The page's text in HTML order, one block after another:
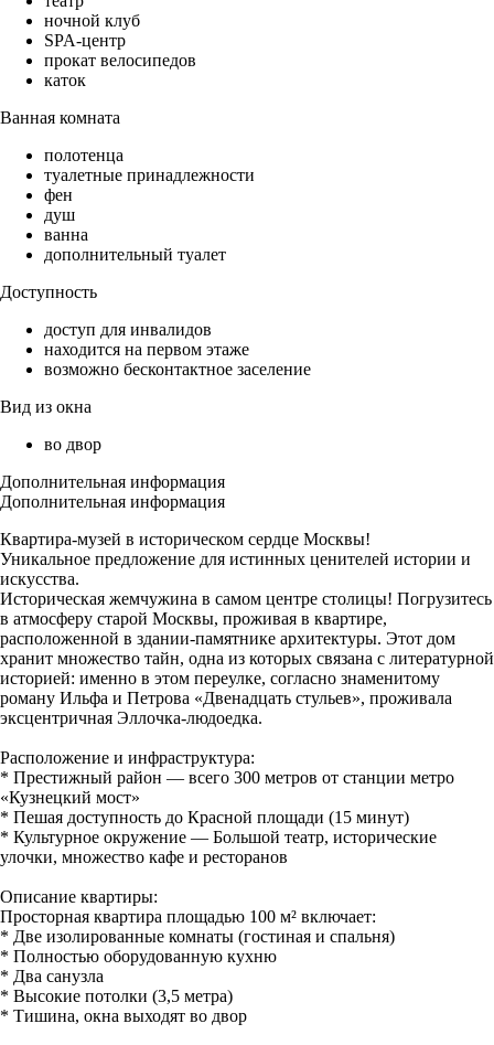
ночной клуб
SPA-центр
прокат велосипедов
каток
Ванная комната
полотенца
туалетные принадлежности
фен
душ
ванна
дополнительный туалет
Доступность
доступ для инвалидов
находится на первом этаже
возможно бесконтактное заселение
Вид из окна
во двор
Дополнительная информация
Дополнительная информация
Квартира-музей в историческом сердце Москвы!
Уникальное предложение для истинных ценителей истории и
искусства.
Историческая жемчужина в самом центре столицы! Погрузитесь
в атмосферу старой Москвы, проживая в квартире,
расположенной в здании-памятнике архитектуры. Этот дом
хранит множество тайн, одна из которых связана с литературной
историей: именно в этом переулке, согласно знаменитому
роману Ильфа и Петрова «Двенадцать стульев», проживала
эксцентричная Эллочка-людоедка.
Расположение и инфраструктура:
* Престижный район — всего 300 метров от станции метро
«Кузнецкий мост»
* Пешая доступность до Красной площади (15 минут)
* Культурное окружение — Большой театр, исторические
улочки, множество кафе и ресторанов
Описание квартиры:
Просторная квартира площадью 100 м² включает:
* Две изолированные комнаты (гостиная и спальня)
* Полностью оборудованную кухню
* Два санузла
* Высокие потолки (3,5 метра)
* Тишина, окна выходят во двор